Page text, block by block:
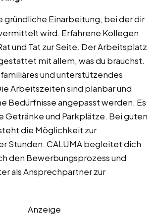
gründliche Einarbeitung, bei der dir
wird. Erfahrene Kollegen
und Tat zur Seite. Der Arbeitsplatz
mit allem, was du brauchst.
und unterstützendes
Arbeitszeiten sind planbar und
Bedürfnisse angepasst werden. Es
Getränke und Parkplätze. Bei guten
die Möglichkeit zur
Stunden. CALUMA begleitet dich
den Bewerbungsprozess und
als Ansprechpartner zur
Anzeige